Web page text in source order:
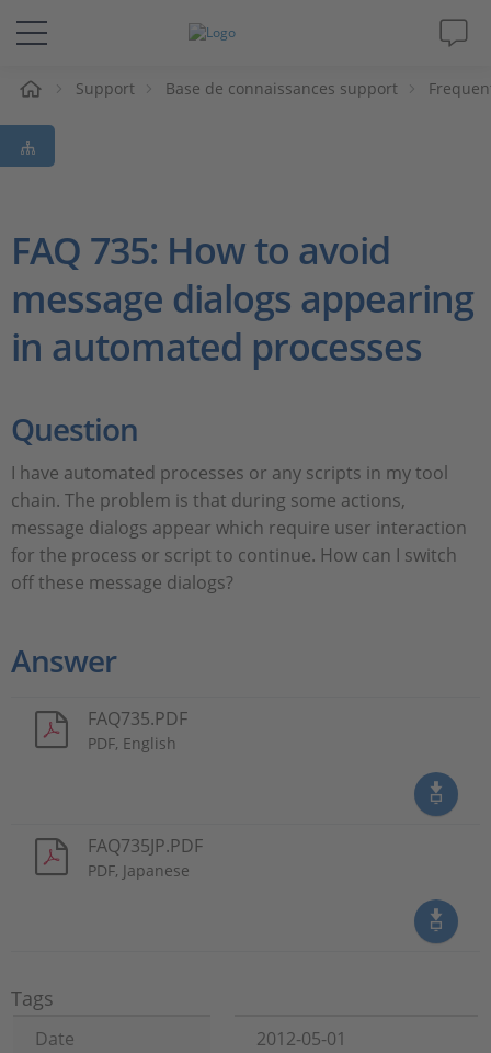
Solutions & Produits
Support
Société
Carrières
Support Base de connaissances support
FAQ 735: How to avoid
message dialogs appearing
in automated processes
Question
I have automated processes or any scripts in my tool
chain. The problem is that during some actions,
message dialogs appear which require user interaction
for the process or script to continue. How can I switch
off these message dialogs?
Answer
FAQ735.PDF
PDF, English
FAQ735JP.PDF
PDF, Japanese
Tags
Date
2012-05-01